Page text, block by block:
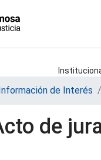
de Interés
de